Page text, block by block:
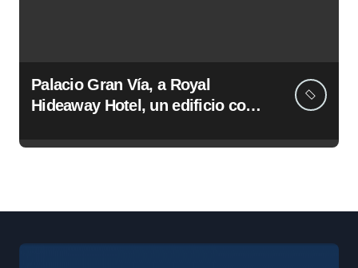
Palacio Gran Vía, a Royal
Hideaway Hotel, un edificio con